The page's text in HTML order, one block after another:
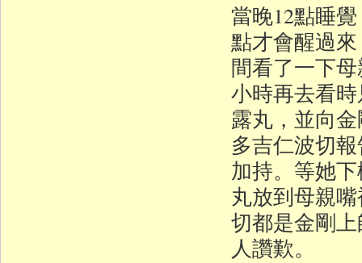
當晚12點睡
點才會醒過
間看了一下
小時再去看
露丸，並向
多吉仁波切
加持。等她
丸放到母親
切都是金剛
人讚歎。